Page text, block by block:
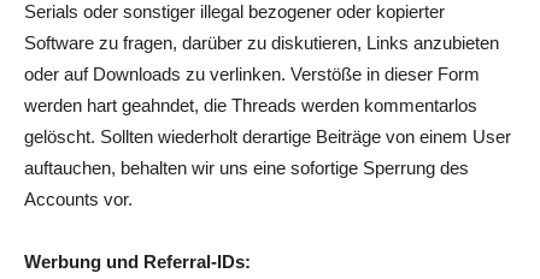
Serials oder sonstiger illegal bezogener oder kopierter
Software zu fragen, darüber zu diskutieren, Links anzubieten
oder auf Downloads zu verlinken. Verstöße in dieser Form
werden hart geahndet, die Threads werden kommentarlos
gelöscht. Sollten wiederholt derartige Beiträge von einem User
auftauchen, behalten wir uns eine sofortige Sperrung des
Accounts vor.
Werbung und Referral-IDs: